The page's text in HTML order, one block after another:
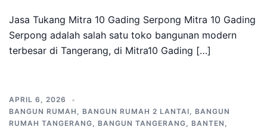
Jasa Tukang Mitra 10 Gading Serpong Mitra 10 Gading
Serpong adalah salah satu toko bangunan modern
terbesar di Tangerang, di Mitra10 Gading […]
APRIL 6, 2026
BANGUN RUMAH , BANGUN RUMAH 2 LANTAI, BANGUN
RUMAH TANGERANG, BANGUN TANGERANG, BANTEN ,